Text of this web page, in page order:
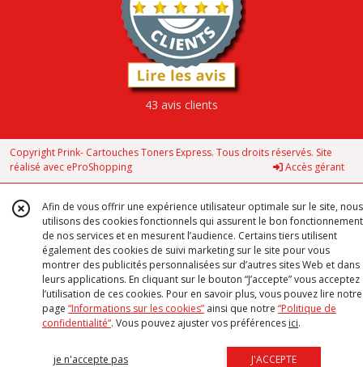
43 avis clients
Copyright Prink- Cartouches Toners Express. Tous droits réservés. Site
réalisé avec eProShopping Accès gérant
Afin de vous offrir une expérience utilisateur optimale sur le site, nous
utilisons des cookies fonctionnels qui assurent le bon fonctionnement
de nos services et en mesurent l’audience. Certains tiers utilisent
également des cookies de suivi marketing sur le site pour vous
montrer des publicités personnalisées sur d’autres sites Web et dans
leurs applications. En cliquant sur le bouton “J’accepte” vous acceptez
l’utilisation de ces cookies. Pour en savoir plus, vous pouvez lire notre
page “Informations sur les cookies” ainsi que notre “Politique de
confidentialité“. Vous pouvez ajuster vos préférences ici.
je n'accepte pas J'ACCEPTE